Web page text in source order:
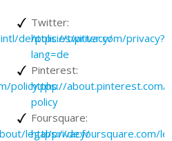
de/policies/privacy/
Twitter:
https://twitter.com/privacy?
lang=de
policy.php
Pinterest:
https://about.pinterest.com/
policy
legal/privacy/
Foursquare:
https://de.foursquare.com/